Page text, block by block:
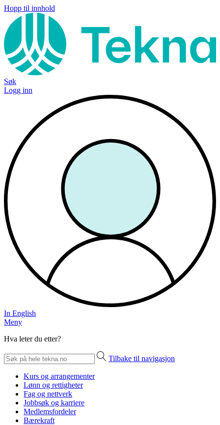
Hopp til innhold
Søk
Logg inn
In English
Meny
Hva leter du etter?
Tilbake til navigasjon
Kurs og arrangementer
Lønn og rettigheter
Fag og nettverk
Jobbsøk og karriere
Medlemsfordeler
Bærekraft